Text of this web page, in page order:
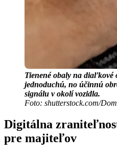
Tienené obaly na diaľkové
jednoduchú, no účinnú
signálu v okolí vozidla.
Foto: shutterstock.com/
Digitálna
pre majiteľov